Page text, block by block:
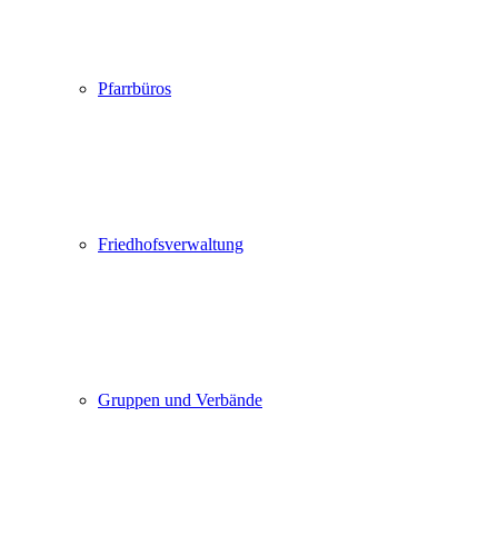
Pfarrbüros
Friedhofsverwaltung
Gruppen und Verbände